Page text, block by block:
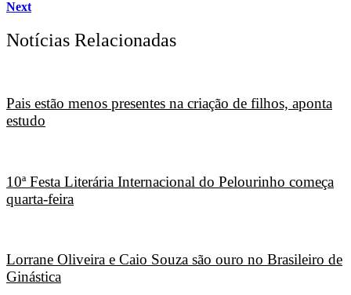
Next
Notícias Relacionadas
Pais estão menos presentes na criação de filhos, aponta
estudo
10ª Festa Literária Internacional do Pelourinho começa
quarta-feira
Lorrane Oliveira e Caio Souza são ouro no Brasileiro de
Ginástica